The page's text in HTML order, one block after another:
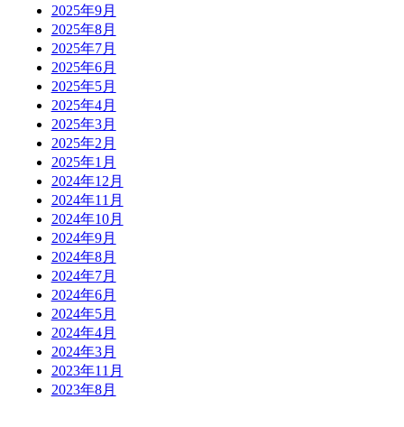
2025年9月
2025年8月
2025年7月
2025年6月
2025年5月
2025年4月
2025年3月
2025年2月
2025年1月
2024年12月
2024年11月
2024年10月
2024年9月
2024年8月
2024年7月
2024年6月
2024年5月
2024年4月
2024年3月
2023年11月
2023年8月